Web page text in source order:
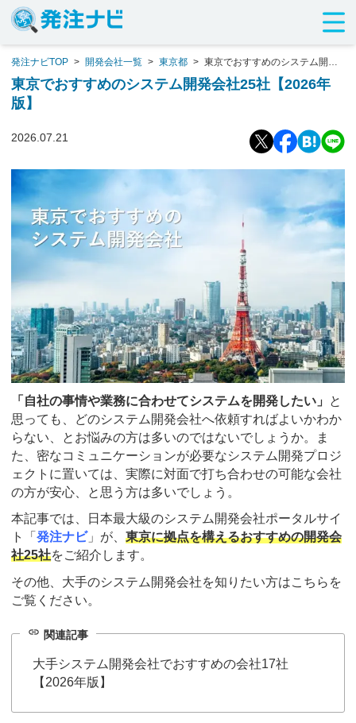
発注ナビTOP > 開発会社一覧 > 東京都 > 東京でおすすめのシステム開発
会社25社【2026年版】
東京でおすすめのシステム開発会社25社【2026年
版】
2026.07.21
「自社の事情や業務に合わせてシステムを開発したい」
と
思っても、どのシステム開発会社へ依頼すればよいかわか
らない、とお悩みの方は多いのではないでしょうか。ま
た、密なコミュニケーションが必要なシステム開発プロジ
ェクトに置いては、実際に対面で打ち合わせの可能な会社
の方が安心、と思う方は多いでしょう。
本記事では、日本最大級のシステム開発会社ポータルサイ
ト「 発注ナビ」が、 東京に拠点を構えるおすすめの開発会
社25社をご紹介します。
その他、大手のシステム開発会社を知りたい方はこちらを
ご覧ください。
link 関連記事
大手システム開発会社でおすすめの会社17社
【2026年版】